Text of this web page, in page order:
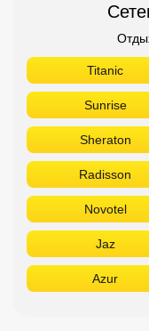
Titanic
Sunrise
Sheraton
Radisson
Novotel
Jaz
Azur